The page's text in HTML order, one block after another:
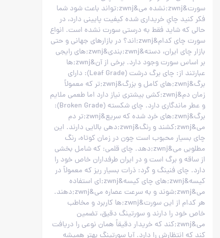
سورت&zwnj;نشده می&zwnj;تواند باعث شود شما
فکر کنید چایِ خریداری شده کیفیت پایینی دارد، در
حالی که شاید فقط به درستی سورت نشده است. انواع
سورت چای کدام&zwnj;اند؟ در بازارهای جهانی و حتی
بازار چای ایران، دسته&zwnj;بندی&zwnj;های رایجی
بر اساس سورت وجود دارد. برخی از آن&zwnj;ها
عبارتند از: چای برگ درشت (Leaf Grade): دارای
برگ&zwnj;های کامل و بزرگ&zwnj;تر که معمولاً
زمان دم&zwnj;کشی بیشتری نیاز دارد اما طعمی ملایم
و عطر ماندگاری دارد. چای شکسته (Broken Grade):
برگ&zwnj;های خرد شده که سریع&zwnj;تر دم
می&zwnj;کشند و رنگ&zwnj;دهی بالایی دارند. این
چای بسیار محبوب است چون در زمان کوتاه، رنگ
مطلوبی می&zwnj;دهد. چای قلمی: که شامل بخشی
از ساقه و برگ است و در ایران طرفداران خاص خود را
دارد. چای فنینگ و گرد: ذرات بسیار ریز که معمولاً در
کیسه&zwnj;های چای کیسه&zwnj;ای استفاده
می&zwnj;شوند و به سرعت عصاره می&zwnj;دهند.
هر کدام از این سورت&zwnj;ها کاربرد و مخاطب
خاص خود را دارند و سورتینگ دقیق، تضمین
می&zwnj;کند که خریدار دقیقاً همان نوعی را دریافت